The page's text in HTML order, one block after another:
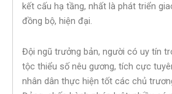
kết cấu hạ tầng, nhất là phát triển
đồng bộ, hiện đại.
Đội ngũ trưởng bản, người có uy tín
tộc thiểu số nêu gương, tích cực
nhân dân thực hiện tốt các chủ